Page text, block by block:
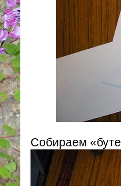
Собираем